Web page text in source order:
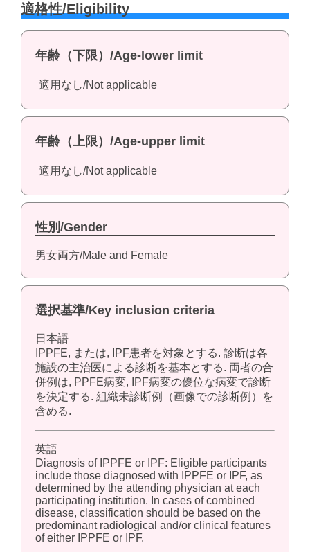
適格性/Eligibility
年齢（下限）/Age-lower limit
適用なし/Not applicable
年齢（上限）/Age-upper limit
適用なし/Not applicable
性別/Gender
男女両方/Male and Female
選択基準/Key inclusion criteria
日本語
IPPFE, または, IPF患者を対象とする. 診断は各
施設の主治医による診断を基本とする. 両者の合
併例は, PPFE病変, IPF病変の優位な病変で診断
を決定する. 組織未診断例（画像での診断例）を
含める.
英語
Diagnosis of IPPFE or IPF: Eligible participants
include those diagnosed with IPPFE or IPF, as
determined by the attending physician at each
participating institution. In cases of combined
disease, classification should be based on the
predominant radiological and/or clinical features
of either IPPFE or IPF.